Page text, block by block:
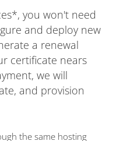
you won't need
and deploy new
a renewal
certificate nears
we will
and provision
the same hosting